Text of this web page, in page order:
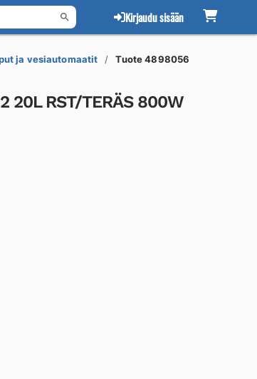
Kirjaudu sisään
ja vesiautomaatit Tuote 4898056
20L RST/TERÄS 800W